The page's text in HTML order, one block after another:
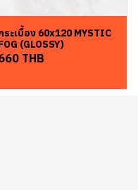
ระเบื้อง 60x120 MYSTIC
(GLOSSY)
THB